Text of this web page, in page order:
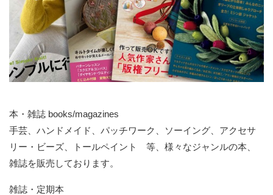
本・雑誌 books/magazines
手芸、ハンドメイド、パッチワーク、ソーイング、アクセサ
リー・ビーズ、トールペイント 等、様々なジャンルの本、
雑誌を販売しております。
雑誌・定期本